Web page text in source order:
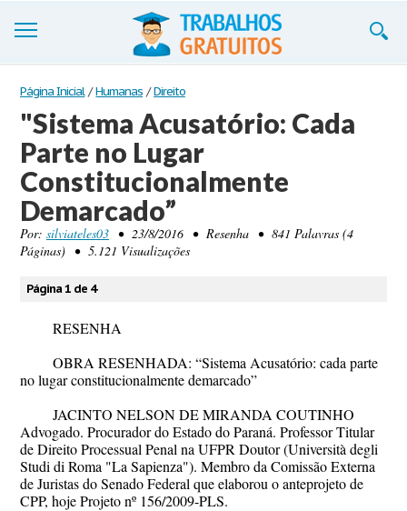
Trabalhos
Cadastre-se
Entre
Blog
Contate-nos
Página Inicial / Humanas / Direito
"Sistema Acusatório: Cada
Parte no Lugar
Constitucionalmente
Demarcado”
Por: silviateles03 • 23/8/2016 • Resenha • 841 Palavras (4
Páginas) • 5.121 Visualizações
Página 1 de 4
RESENHA
OBRA RESENHADA: “Sistema Acusatório: cada parte
no lugar constitucionalmente demarcado”
JACINTO NELSON DE MIRANDA COUTINHO
Advogado. Procurador do Estado do Paraná. Professor Titular
de Direito Processual Penal na UFPR Doutor (Università degli
Studi di Roma "La Sapienza"). Membro da Comissão Externa
de Juristas do Senado Federal que elaborou o anteprojeto de
CPP, hoje Projeto nº 156/2009-PLS.